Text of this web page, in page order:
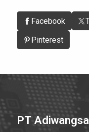
Facebook
Pinterest
PT